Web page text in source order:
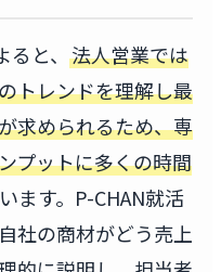
と、 法人営業では
トレンドを理解し最
求められるため、専
プットに多くの時間
ます。P-CHAN就活
社の商材がどう売上